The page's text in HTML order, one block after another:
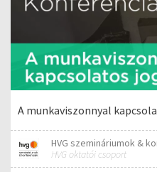
A munkaviszonnyal
HVG oktatói csoport